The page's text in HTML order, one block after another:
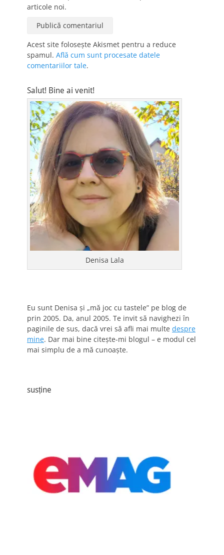
articole noi.
Acest site folosește Akismet pentru a reduce
spamul. Află cum sunt procesate datele
comentariilor tale.
Salut! Bine ai venit!
Denisa Lala
Eu sunt Denisa și „mă joc cu tastele” pe blog de
prin 2005. Da, anul 2005. Te invit să navighezi în
paginile de sus, dacă vrei să afli mai multe despre
mine. Dar mai bine citește-mi blogul – e modul cel
mai simplu de a mă cunoaște.
susține